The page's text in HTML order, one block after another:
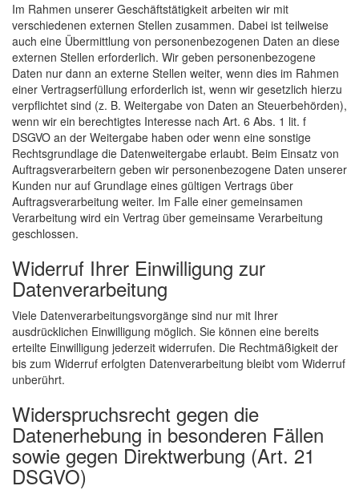
Im Rahmen unserer Geschäftstätigkeit arbeiten wir mit
verschiedenen externen Stellen zusammen. Dabei ist teilweise
auch eine Übermittlung von personenbezogenen Daten an diese
externen Stellen erforderlich. Wir geben personenbezogene
Daten nur dann an externe Stellen weiter, wenn dies im Rahmen
einer Vertragserfüllung erforderlich ist, wenn wir gesetzlich hierzu
verpflichtet sind (z. B. Weitergabe von Daten an Steuerbehörden),
wenn wir ein berechtigtes Interesse nach Art. 6 Abs. 1 lit. f
DSGVO an der Weitergabe haben oder wenn eine sonstige
Rechtsgrundlage die Datenweitergabe erlaubt. Beim Einsatz von
Auftragsverarbeitern geben wir personenbezogene Daten unserer
Kunden nur auf Grundlage eines gültigen Vertrags über
Auftragsverarbeitung weiter. Im Falle einer gemeinsamen
Verarbeitung wird ein Vertrag über gemeinsame Verarbeitung
geschlossen.
Widerruf Ihrer Einwilligung zur
Datenverarbeitung
Viele Datenverarbeitungsvorgänge sind nur mit Ihrer
ausdrücklichen Einwilligung möglich. Sie können eine bereits
erteilte Einwilligung jederzeit widerrufen. Die Rechtmäßigkeit der
bis zum Widerruf erfolgten Datenverarbeitung bleibt vom Widerruf
unberührt.
Widerspruchsrecht gegen die
Datenerhebung in besonderen Fällen
sowie gegen Direktwerbung (Art. 21
DSGVO)